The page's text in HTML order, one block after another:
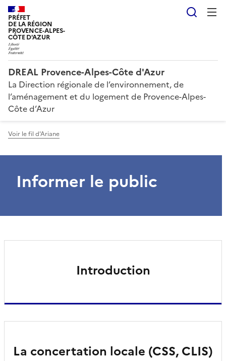
PRÉFET
DE LA RÉGION
PROVENCE-ALPES-
CÔTE D'AZUR
DREAL Provence-Alpes-Côte d'Azur
La Direction régionale de l’environnement, de
l’aménagement et du logement de Provence-Alpes-
Côte d’Azur
Voir le fil d'Ariane
Informer le public
Introduction
La concertation locale (CSS, CLIS)